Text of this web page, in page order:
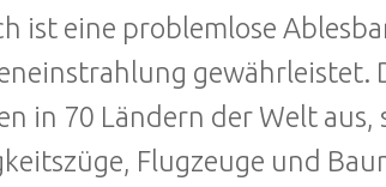
ist eine problemlose
in 70 Ländern der Welt aus,
Flugzeuge und